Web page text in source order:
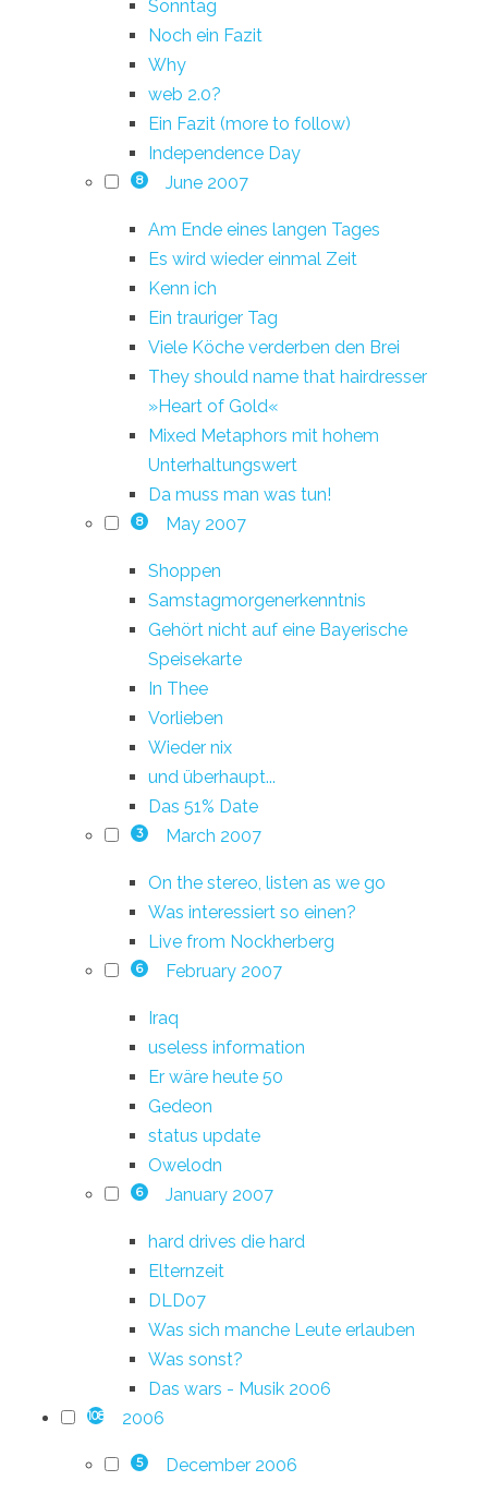
Sonntag
Noch ein Fazit
Why
web 2.0?
Ein Fazit (more to follow)
Independence Day
8 June 2007
Am Ende eines langen Tages
Es wird wieder einmal Zeit
Kenn ich
Ein trauriger Tag
Viele Köche verderben den Brei
They should name that hairdresser
»Heart of Gold«
Mixed Metaphors mit hohem
Unterhaltungswert
Da muss man was tun!
8 May 2007
Shoppen
Samstagmorgenerkenntnis
Gehört nicht auf eine Bayerische
Speisekarte
In Thee
Vorlieben
Wieder nix
und überhaupt...
Das 51% Date
3 March 2007
On the stereo, listen as we go
Was interessiert so einen?
Live from Nockherberg
6 February 2007
Iraq
useless information
Er wäre heute 50
Gedeon
status update
Owelodn
6 January 2007
hard drives die hard
Elternzeit
DLD07
Was sich manche Leute erlauben
Was sonst?
Das wars - Musik 2006
108 2006
5 December 2006